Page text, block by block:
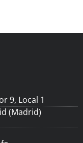
9, Local 1
(Madrid)